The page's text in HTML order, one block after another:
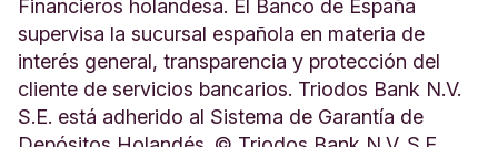
Financieros holandesa. El Banco de España
supervisa la sucursal española en materia de
interés general, transparencia y protección del
cliente de servicios bancarios. Triodos Bank N.V.
S.E. está adherido al Sistema de Garantía de